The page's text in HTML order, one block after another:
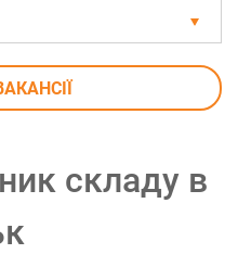
складу в